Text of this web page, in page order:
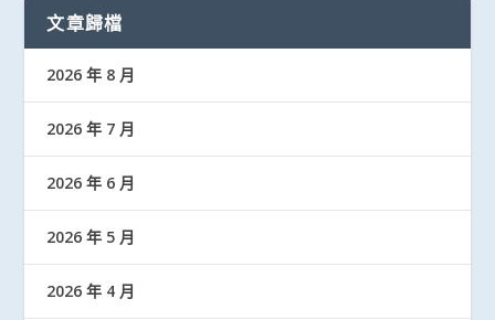
文章歸檔
2026 年 8 月
2026 年 7 月
2026 年 6 月
2026 年 5 月
2026 年 4 月